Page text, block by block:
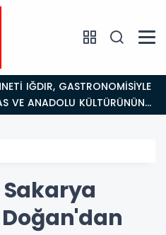
VE ANADOLU KÜLTÜRÜNÜN
NOKTASI
Sakarya